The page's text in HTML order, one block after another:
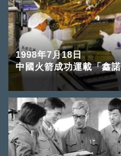
1998年7月18日
中國火箭成功運載「鑫